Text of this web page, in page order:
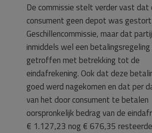
De commissie stelt verder vast dat
consument geen depot was
Geschillencommissie, maar dat
inmiddels wel een betalingsregeling
getroffen met betrekking tot de
eindafrekening. Ook dat deze
goed werd nagekomen en dat per
van het door consument te betalen
oorspronkelijk bedrag van de
€ 1.127,23 nog € 676,35